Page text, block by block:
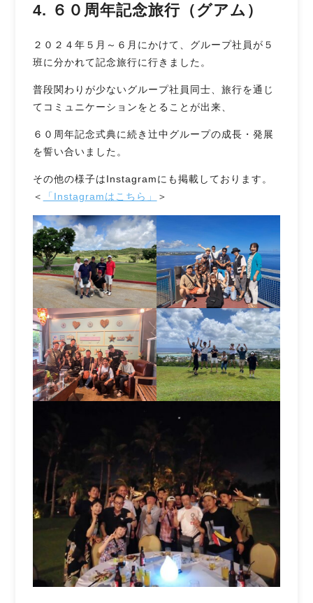
4. ６０周年記念旅行（グアム）
２０２４年５月～６月にかけて、グループ社員が５
班に分かれて記念旅行に行きました。
普段関わりが少ないグループ社員同士、旅行を通じ
てコミュニケーションをとることが出来、
６０周年記念式典に続き辻󠄀中グループの成長・発展
を誓い合いました。
その他の様子はInstagramにも掲載しております。
＜
「Instagramはこちら」 ＞